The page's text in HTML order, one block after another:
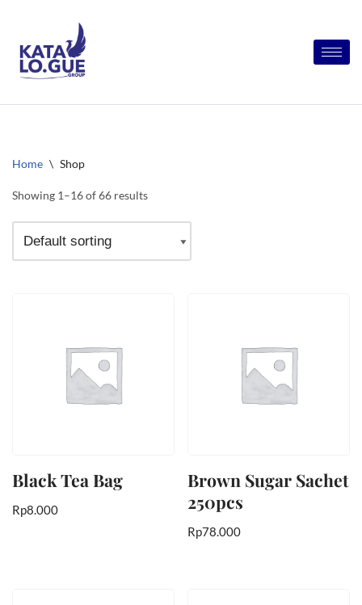
Skip
to
content
Home \ Shop
Showing 1–16 of 66 results
Black Tea Bag
Rp8.000
Brown Sugar Sachet
250pcs
Rp78.000